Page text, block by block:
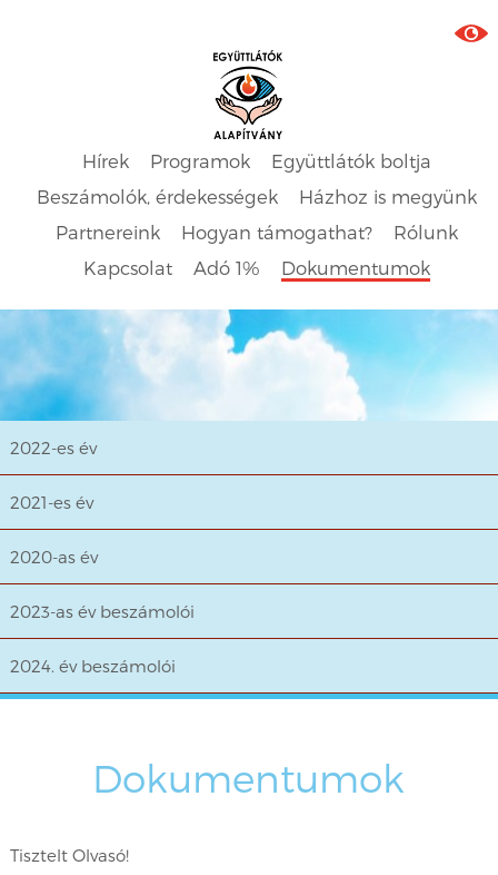
Hírek Programok
Együttlátók boltja
Beszámolók, érdekességek
Házhoz is megyünk
Partnereink
Hogyan támogathat?
Rólunk
Kapcsolat
Adó 1% Dokumentumok
Dokumentumok
Tisztelt Olvasó!
2022-es év
2021-es év
2020-as év
2023-as év beszámolói
2024. év beszámolói